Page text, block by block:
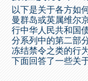
以下是关于各方如
曼群岛或英属维尔
行中华人民共和国
分系列中的第二部
冻结禁令之类的行
下面回答了一些关